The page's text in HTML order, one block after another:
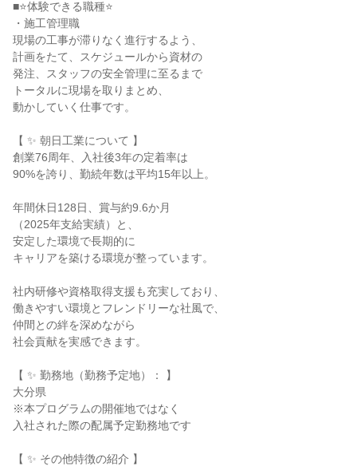
■⭐体験できる職種⭐
・施工管理職
現場の工事が滞りなく進行するよう、
計画をたて、スケジュールから資材の
発注、スタッフの安全管理に至るまで
トータルに現場を取りまとめ、
動かしていく仕事です。
【 ✨ 朝日工業について 】
創業76周年、入社後3年の定着率は
90%を誇り、勤続年数は平均15年以上。
年間休日128日、賞与約9.6か月
（2025年支給実績）と、
安定した環境で長期的に
キャリアを築ける環境が整っています。
社内研修や資格取得支援も充実しており、
働きやすい環境とフレンドリーな社風で、
仲間との絆を深めながら
社会貢献を実感できます。
【 ✨ 勤務地（勤務予定地）： 】
大分県
※本プログラムの開催地ではなく
入社された際の配属予定勤務地です
【 ✨ その他特徴の紹介 】